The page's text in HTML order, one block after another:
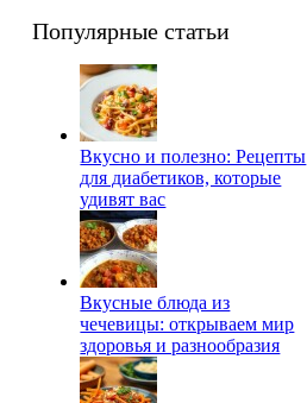
Популярные статьи
Вкусно и полезно: Рецепты
для диабетиков, которые
удивят вас
Вкусные блюда из
чечевицы: открываем мир
здоровья и разнообразия